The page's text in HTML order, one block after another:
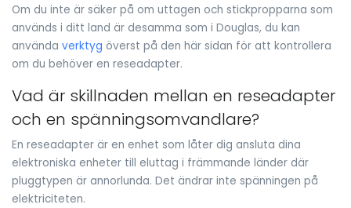
Om du inte är säker på om uttagen och stickpropparna som
används i ditt land är desamma som i Douglas, du kan
använda verktyg överst på den här sidan för att kontrollera
om du behöver en reseadapter.
Vad är skillnaden mellan en reseadapter
och en spänningsomvandlare?
En reseadapter är en enhet som låter dig ansluta dina
elektroniska enheter till eluttag i främmande länder där
pluggtypen är annorlunda. Det ändrar inte spänningen på
elektriciteten.